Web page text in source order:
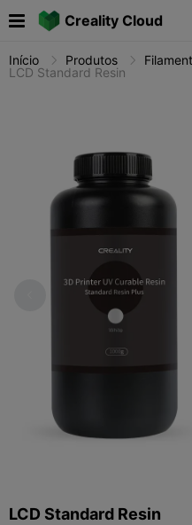
Creality Cloud
Início Produtos
LCD Standard Resin
LCD Standard Resin